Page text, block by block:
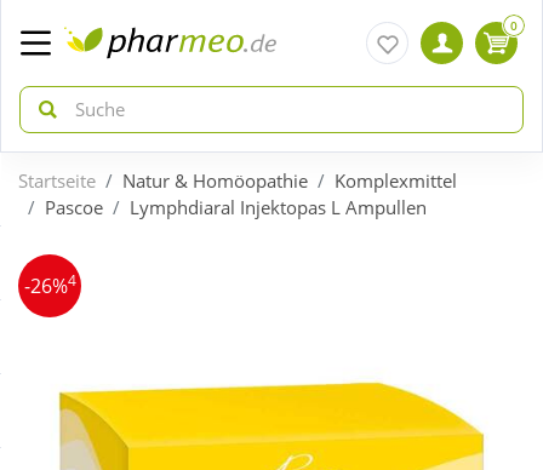
zurück
ÜBERSICHT AKTIONEN
Gratis dazu
zurück
ÜBERSICHT KATEGORIEN
Bio & Genuss
0
Startseite Natur & Homöopathie
Komplexmittel
Pascoe
Lymphdiaral Injektopas L Ampullen
-26%4